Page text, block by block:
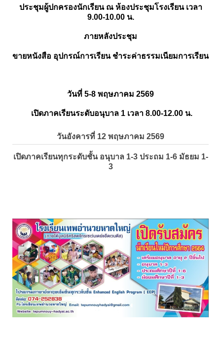
ประชุมผู้ปกครองนักเรียน ณ ห้องประชุมโรงเรียน เวลา
9.00-10.00 น.
ภายหลังประชุม
ขายหนังสือ อุปกรณ์การเรียน ชำระค่าธรรมเนียมการเรียน
วันที่ 5-8 พฤษภาคม 2569
เปิดภาคเรียนระดับอนุบาล 1 เวลา 8.00-12.00 น.
วันอังคารที่ 12 พฤษภาคม 2569
เปิดภาคเรียนทุกระดับชั้น อนุบาล 1-3 ประถม 1-6 มัธยม 1-
3